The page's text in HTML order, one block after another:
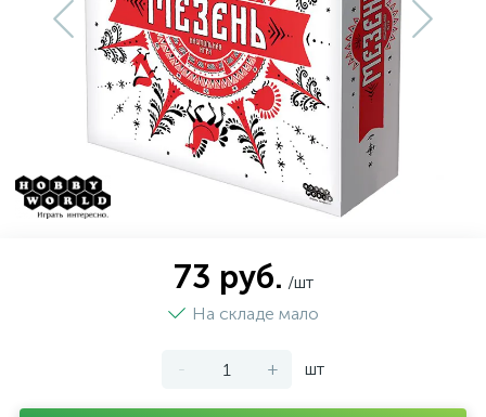
73 руб. /шт
На складе мало
- + шт